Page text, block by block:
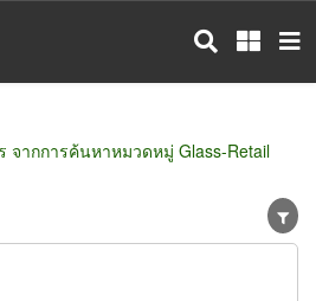
จากการค้นหาหมวดหมู่ Glass-Retail